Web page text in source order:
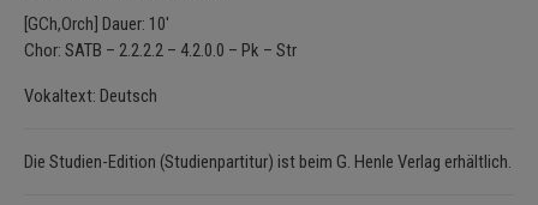
[GCh,Orch] Dauer: 10'
Chor: SATB – 2.2.2.2 – 4.2.0.0 – Pk – Str
Vokaltext: Deutsch
Die Studien-Edition (Studienpartitur) ist beim G. Henle Verlag erhältlich.